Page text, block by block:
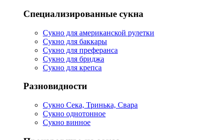
Специализированные сукна
Сукно для американской рулетки
Сукно для баккары
Сукно для преферанса
Сукно для бриджа
Сукно для крепса
Разновидности
Сукно Сека, Тринька, Свара
Сукно однотонное
Сукно винное